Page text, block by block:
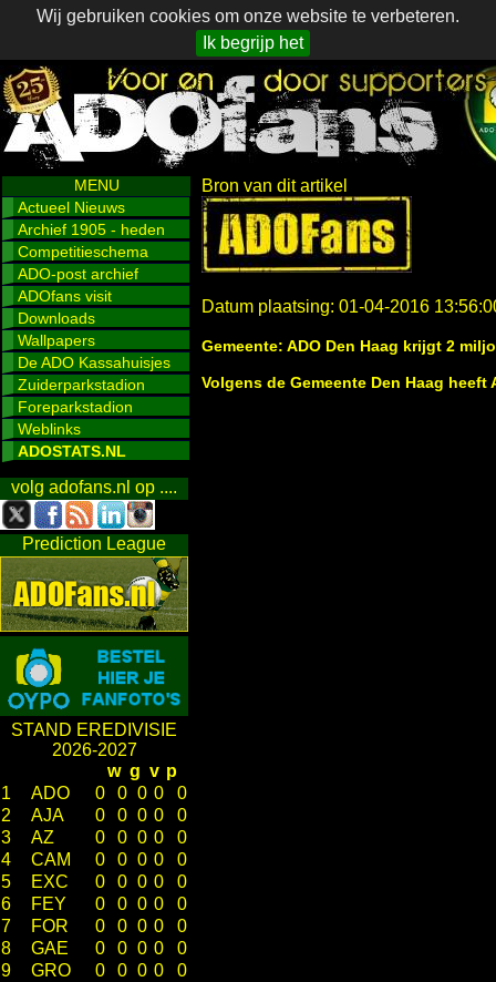
Wij gebruiken cookies om onze website te verbeteren.
Ik begrijp het
MENU
Actueel Nieuws
Archief 1905 - heden
Competitieschema
ADO-post archief
ADOfans visit
Downloads
Wallpapers
De ADO Kassahuisjes
Zuiderparkstadion
Foreparkstadion
Weblinks
ADOSTATS.NL
volg adofans.nl op ....
Prediction League
STAND EREDIVISIE
2026-2027
w g v p
1
ADO 0 0 0 0
0
2
AJA 0 0 0 0
0
3
AZ 0 0 0 0
0
4
CAM 0 0 0 0
0
5
EXC 0 0 0 0
0
6
FEY 0 0 0 0
0
7
FOR 0 0 0 0
0
8
GAE 0 0 0 0
0
9
GRO 0 0 0 0
0
Bron van dit artikel
Datum plaatsing: 01-04-2016
Gemeente: ADO Den Haag krijgt 2
Volgens de Gemeente Den Haag